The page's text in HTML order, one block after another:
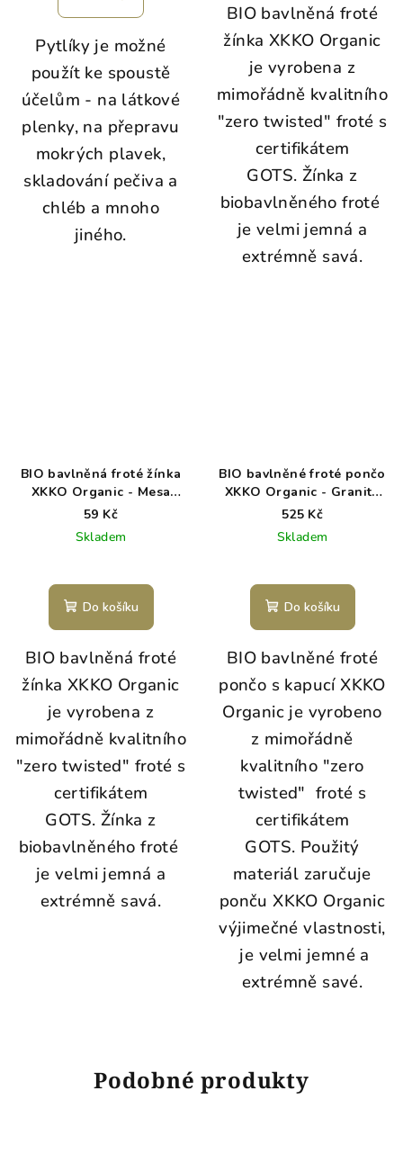
Pytlíky je možné
použít ke spoustě
účelům - na látkové
plenky, na přepravu
mokrých plavek,
skladování pečiva a
chléb a mnoho
jiného.
BIO bavlněná froté
žínka XKKO Organic
je vyrobena z
mimořádně kvalitního
"zero twisted" froté s
certifikátem
GOTS. Žínka z
biobavlněného froté
je velmi jemná a
extrémně savá.
BIO bavlněná froté žínka
XKKO Organic - Mesa
Rose
59 Kč
Skladem
Do košíku
BIO bavlněná froté
žínka XKKO Organic
je vyrobena z
mimořádně kvalitního
"zero twisted" froté s
certifikátem
GOTS. Žínka z
biobavlněného froté
je velmi jemná a
extrémně savá.
BIO bavlněné froté pončo
XKKO Organic - Granite
Green
525 Kč
Skladem
Do košíku
BIO bavlněné froté
pončo s kapucí XKKO
Organic je vyrobeno
z mimořádně
kvalitního "zero
twisted" froté s
certifikátem
GOTS. Použitý
materiál zaručuje
ponču XKKO Organic
výjimečné vlastnosti,
je velmi jemné a
extrémně savé.
Podobné produkty